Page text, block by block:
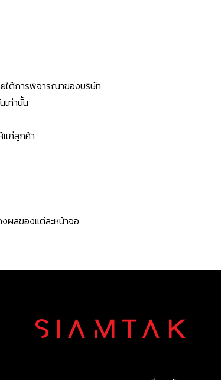
ใต้การพิจารณาของบริษัท
ท่านั้น
แก่ลูกค้า
ผลของแต่ละหน้าจอ